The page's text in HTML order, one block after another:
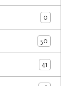
0
50
41